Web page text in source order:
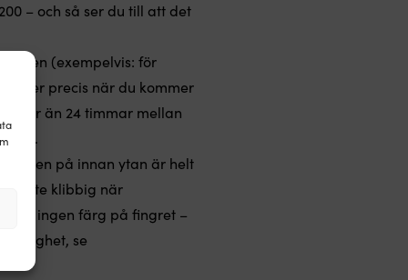
– och så ser du till att det
(exempelvis: för
lager precis när du kommer
mer än 24 timmar mellan
på innan ytan är helt
är lite klibbig när
får ingen färg på fingret –
se